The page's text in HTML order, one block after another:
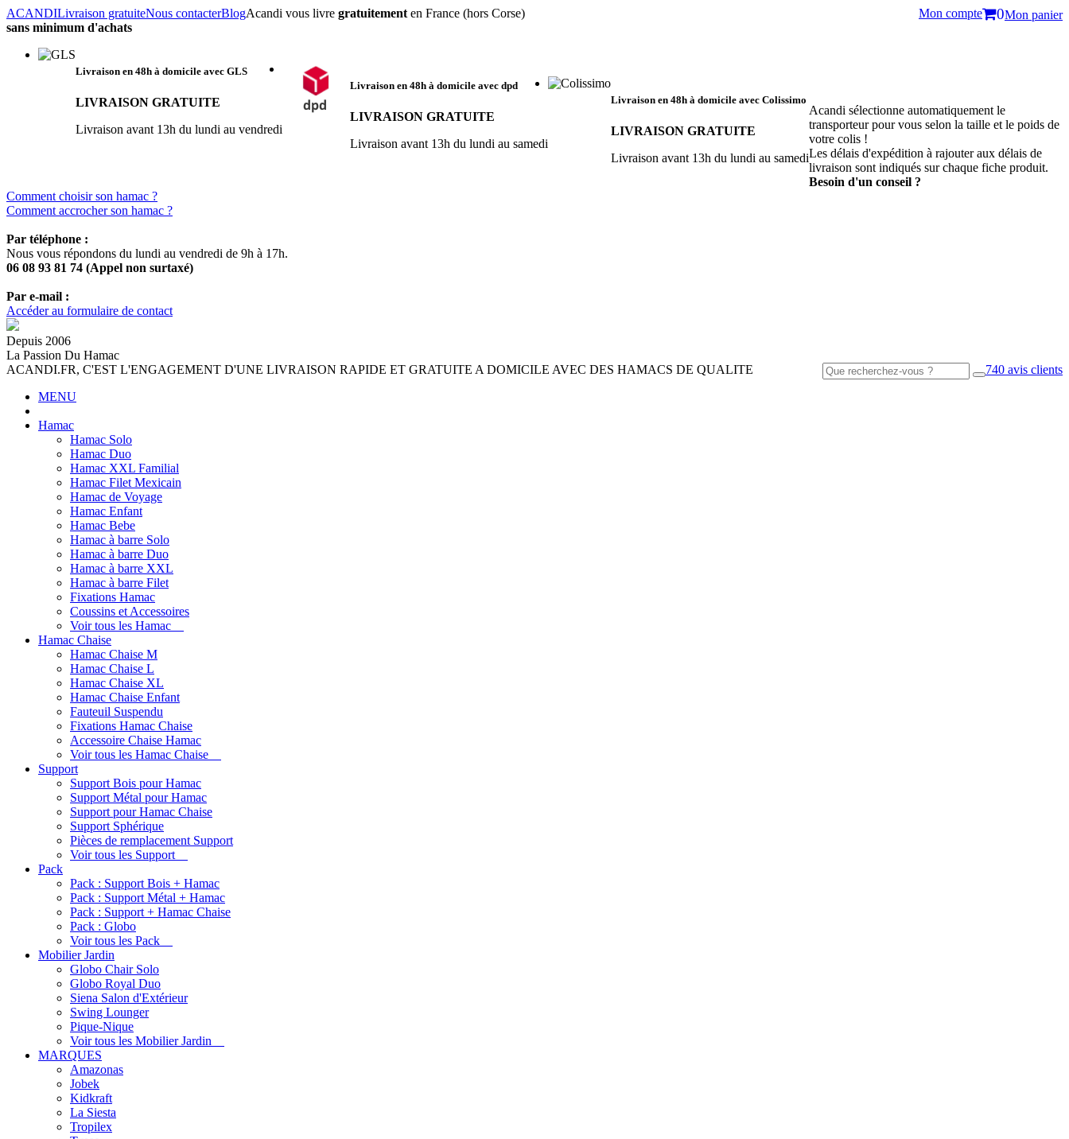
ACANDILivraison gratuiteNous contacterBlog 0Mon panier
Mon compte
Acandi vous livre gratuitement en France (hors Corse)
sans minimum d'achats
Livraison en 48h à domicile avec GLS
LIVRAISON GRATUITE
Livraison avant 13h du lundi au vendredi
Livraison en 48h à domicile avec dpd
LIVRAISON GRATUITE
Livraison avant 13h du lundi au samedi
Livraison en 48h à domicile avec Colissimo
LIVRAISON GRATUITE
Livraison avant 13h du lundi au samedi
Acandi sélectionne automatiquement le
transporteur pour vous selon la taille et le poids de
votre colis !
Les délais d'expédition à rajouter aux délais de
livraison sont indiqués sur chaque fiche produit.
Besoin d'un conseil ?
Comment choisir son hamac ?
Comment accrocher son hamac ?
Par téléphone :
Nous vous répondons du lundi au vendredi de 9h à 17h.
06 08 93 81 74 (Appel non surtaxé)
Par e-mail :
Accéder au formulaire de contact
Depuis 2006
La Passion Du Hamac
740 avis clients
ACANDI.FR, C'EST L'ENGAGEMENT D'UNE LIVRAISON RAPIDE ET GRATUITE A DOMICILE AVEC DES HAMACS DE QUALITE
MENU
Hamac
Hamac Solo
Hamac Duo
Hamac XXL Familial
Hamac Filet Mexicain
Hamac de Voyage
Hamac Enfant
Hamac Bebe
Hamac à barre Solo
Hamac à barre Duo
Hamac à barre XXL
Hamac à barre Filet
Fixations Hamac
Coussins et Accessoires
Voir tous les Hamac
Hamac Chaise
Hamac Chaise M
Hamac Chaise L
Hamac Chaise XL
Hamac Chaise Enfant
Fauteuil Suspendu
Fixations Hamac Chaise
Accessoire Chaise Hamac
Voir tous les Hamac Chaise
Support
Support Bois pour Hamac
Support Métal pour Hamac
Support pour Hamac Chaise
Support Sphérique
Pièces de remplacement Support
Voir tous les Support
Pack
Pack : Support Bois + Hamac
Pack : Support Métal + Hamac
Pack : Support + Hamac Chaise
Pack : Globo
Voir tous les Pack
Mobilier Jardin
Globo Chair Solo
Globo Royal Duo
Siena Salon d'Extérieur
Swing Lounger
Pique-Nique
Voir tous les Mobilier Jardin
MARQUES
Amazonas
Jobek
Kidkraft
La Siesta
Tropilex